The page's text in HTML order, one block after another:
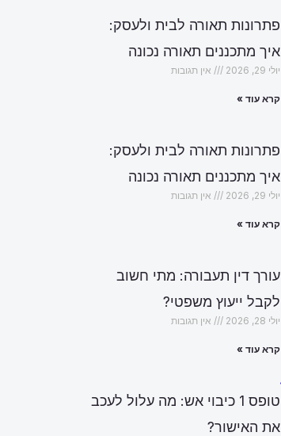
פתרונות תאורה לבית ולעסק:
איך מתכננים תאורה נכונה
יולי 29, 2026 אין תגובות
קרא עוד »
פתרונות תאורה לבית ולעסק:
איך מתכננים תאורה נכונה
יולי 29, 2026 אין תגובות
קרא עוד »
עורך דין תעבורה: מתי חשוב
לקבל ייעוץ משפטי?
יולי 28, 2026 אין תגובות
קרא עוד »
טופס 1 כיבוי אש: מה עלול לעכב
את האישור?